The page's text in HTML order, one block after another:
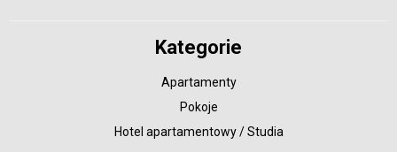
Kategorie
Apartamenty
Pokoje
Hotel apartamentowy / Studia